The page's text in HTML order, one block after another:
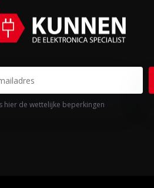
hier de wettelijke beperkingen